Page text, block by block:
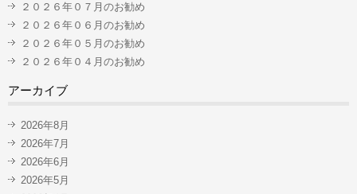
２０２６年０７月のお勧め
２０２６年０６月のお勧め
２０２６年０５月のお勧め
２０２６年０４月のお勧め
アーカイブ
2026年8月
2026年7月
2026年6月
2026年5月